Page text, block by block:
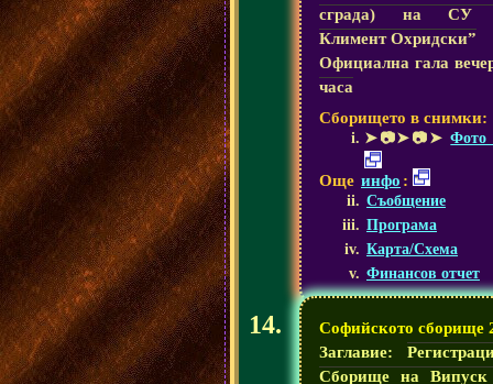
сграда) на СУ
Климент Охридски”
Официална гала
часа
Сборището в снимки:
➤📷➤📷➤ Фото
Още инфо :
Съобщение
Програма
Карта/Схема
Финансов отчет
Софийското сборище
Заглавие:
Сборище на Випуск